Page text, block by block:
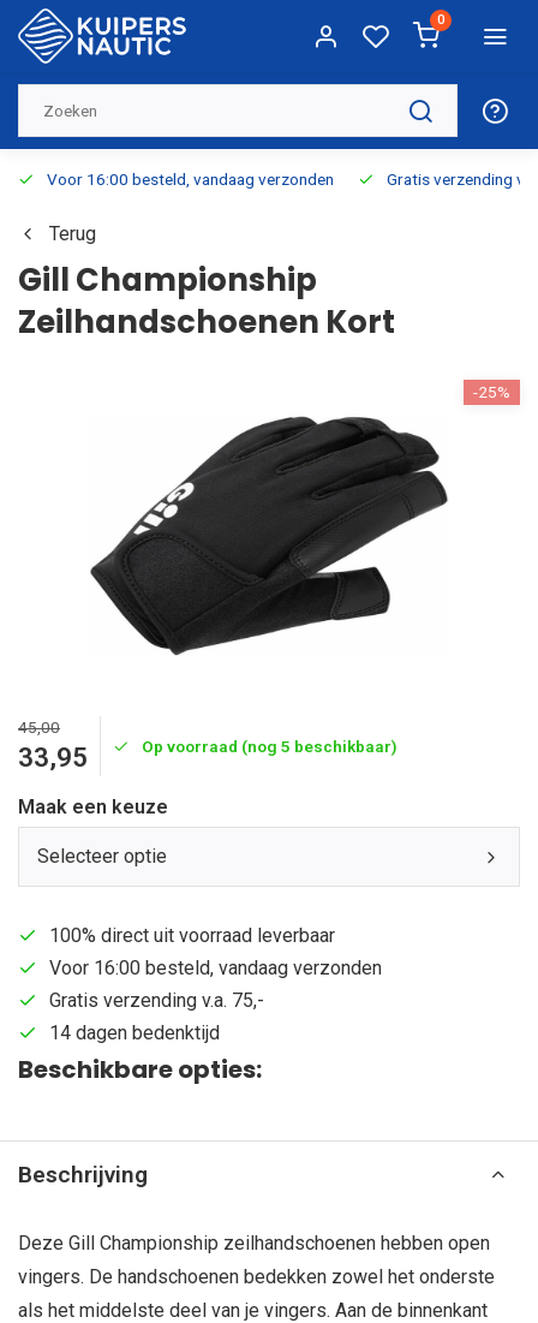
0
Voor 16:00 besteld, vandaag verzonden Gratis verzending
Terug
Gill Championship
Zeilhandschoenen Kort
-25%
45,00
33,95 Op voorraad (nog 5 beschikbaar)
Maak een keuze
Selecteer optie
100% direct uit voorraad leverbaar
Voor 16:00 besteld, vandaag verzonden
Gratis verzending v.a. 75,-
14 dagen bedenktijd
Beschikbare opties:
Beschrijving
Deze Gill Championship zeilhandschoenen hebben open
vingers. De handschoenen bedekken zowel het onderste
als het middelste deel van je vingers. Aan de binnenkant